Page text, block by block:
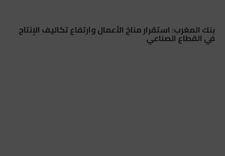
بنك المغرب: استقرار مناخ الأعمال وارتفاع تكاليف الإنتاج
في القطاع الصناعي